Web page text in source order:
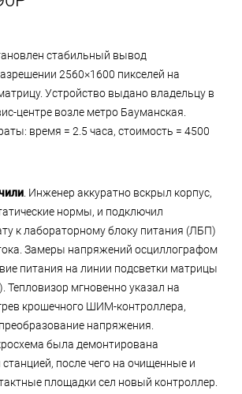
стабильный вывод
2560×1600 пикселей на
Устройство выдано владельцу в
центре возле метро Бауманская.
время = 2.5 часа, стоимость = 4500
. Инженер аккуратно вскрыл корпус,
нормы, и подключил
к лабораторному блоку питания (ЛБП)
Замеры напряжений осциллографом
питания на линии подсветки матрицы
Тепловизор мгновенно указал на
крошечного ШИМ-контроллера,
напряжения.
была демонтирована
после чего на очищенные и
площадки сел новый контроллер.